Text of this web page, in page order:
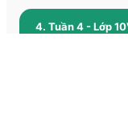
4. Tuần 4 - Lớp